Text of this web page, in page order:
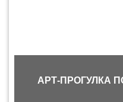
АРТ-ПРОГУЛКА